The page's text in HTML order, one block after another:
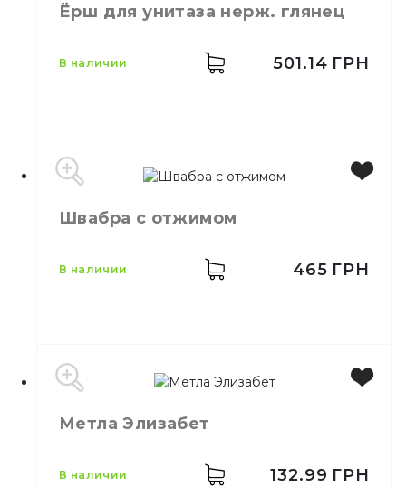
Ёрш для унитаза нерж. глянец
Цвет
Серебро
в наличии 501.14 ГРН
Швабра с отжимом
Назначение
Мытьё полов
Свойства
С отжимом
в наличии 465 ГРН
Метла Элизабет
в наличии 132.99 ГРН